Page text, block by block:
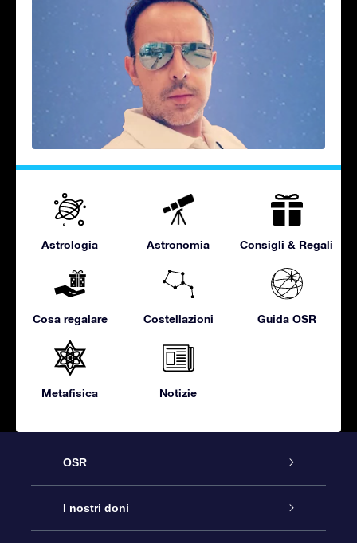
Astrologia Astronomia Consigli & Regali
Cosa regalare Costellazioni Guida OSR
Metafisica Notizie
OSR
Assistenza
I nostri doni